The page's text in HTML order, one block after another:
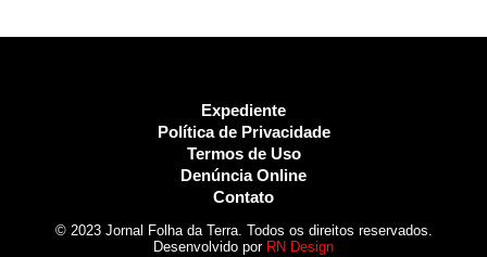
Expediente
Política de Privacidade
Termos de Uso
Denúncia Online
Contato
© 2023 Jornal Folha da Terra. Todos os direitos reservados.
Desenvolvido por RN Design